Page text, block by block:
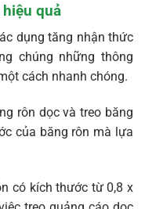
quả
dụng tăng nhận thức
chúng những thông
cách nhanh chóng.
rôn dọc và treo băng
của băng rôn mà lựa
có kích thước từ 0,8 x